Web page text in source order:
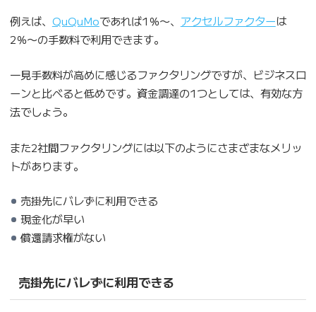
例えば、 QuQuMoであれば1％〜、 アクセルファクターは
2％〜の手数料で利用できます。
一見手数料が高めに感じるファクタリングですが、ビジネスロ
ーンと比べると低めです。資金調達の1つとしては、有効な方
法でしょう。
また2社間ファクタリングには以下のようにさまざまなメリッ
トがあります。
売掛先にバレずに利用できる
現金化が早い
償還請求権がない
売掛先にバレずに利用できる